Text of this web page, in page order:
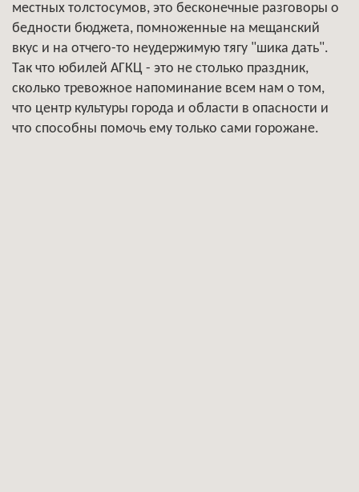
местных толстосумов, это бесконечные разговоры о
бедности бюджета, помноженные на мещанский
вкус и на отчего-то неудержимую тягу "шика дать".
Так что юбилей АГКЦ - это не столько праздник,
сколько тревожное напоминание всем нам о том,
что центр культуры города и области в опасности и
что способны помочь ему только сами горожане.